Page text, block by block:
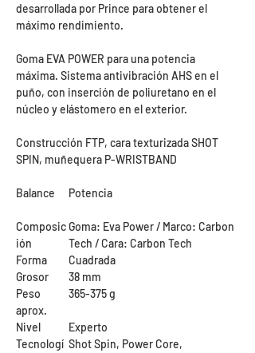
desarrollada por Prince para obtener el
máximo rendimiento.
Goma EVA POWER para una potencia
máxima. Sistema antivibración AHS en el
puño, con inserción de poliuretano en el
núcleo y elástomero en el exterior.
Construcción FTP, cara texturizada SHOT
SPIN, muñequera P-WRISTBAND
Balance Potencia
Composic
ión
Goma: Eva Power / Marco: Carbon
Tech / Cara: Carbon Tech
Forma
Cuadrada
Grosor
38 mm
Peso
aprox.
365-375 g
Nivel
Experto
Tecnologí Shot Spin, Power Core,